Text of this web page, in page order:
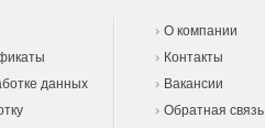
данных
О компании
Контакты
Вакансии
Обратная связь